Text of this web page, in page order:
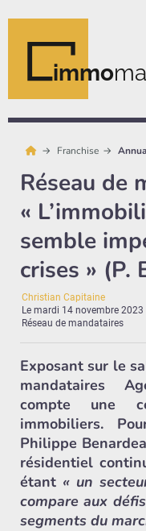
immo
Franchise
Réseau de
«
semble
crises » (P.
Christian Capitaine
Lemardi 14 novembre 2023
Réseau de mandataires
Exposant sur le
mandataires
compte une
immobiliers.
Philippe
résidentiel
étant « un
compare aux
segments du